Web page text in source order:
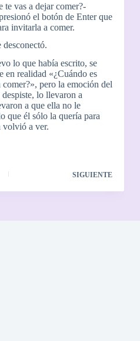
te vas a dejar comer?-
el botón de Enter que
invitarla a comer.
desconectó.
lo que había escrito, se
en realidad «¿Cuándo es
pero la emoción del
lo llevaron a
a que ella no le
que él sólo la quería para
volvió a ver.
SIGUIENTE